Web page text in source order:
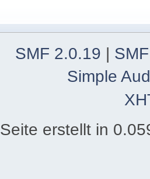
SMF 2.0.19 |
Simple
Seite erstellt in